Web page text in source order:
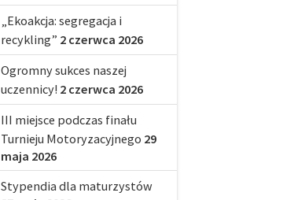
„Ekoakcja: segregacja i
recykling” 2 czerwca 2026
Ogromny sukces naszej
uczennicy! 2 czerwca 2026
III miejsce podczas finału
Turnieju Motoryzacyjnego 29
maja 2026
Stypendia dla maturzystów